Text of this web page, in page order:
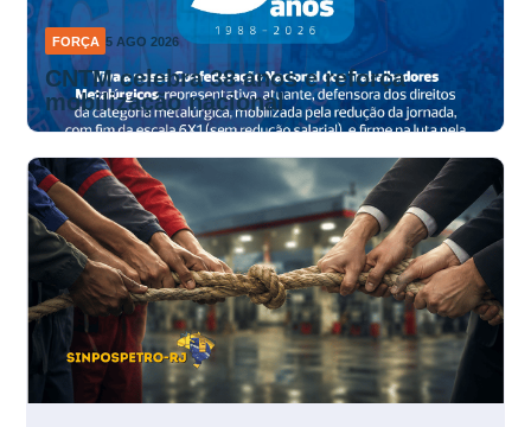
FORÇA 5 AGO 2026
CNTM celebra 38 anos e reforça
mobilização nacional